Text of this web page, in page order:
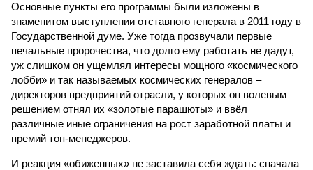
Основные пункты его программы были изложены в
знаменитом выступлении отставного генерала в 2011 году в
Государственной думе. Уже тогда прозвучали первые
печальные пророчества, что долго ему работать не дадут,
уж слишком он ущемлял интересы мощного «космического
лобби» и так называемых космических генералов –
директоров предприятий отрасли, у которых он волевым
решением отнял их «золотые парашюты» и ввёл
различные иные ограничения на рост заработной платы и
премий топ-менеджеров.
И реакция «обиженных» не заставила себя ждать: сначала